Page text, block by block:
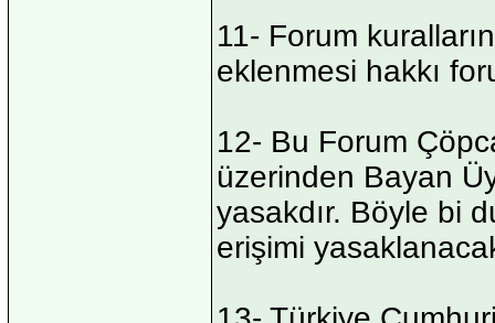
11- Forum
eklenmesi hakkı
12- Bu Forum
üzerinden Bayan
yasakdır. Böyle bi
erişimi